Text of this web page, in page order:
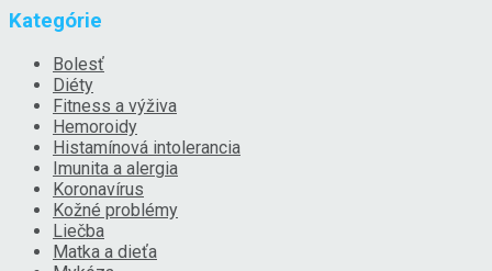
Kategórie
Bolesť
Diéty
Fitness a výživa
Hemoroidy
Histamínová intolerancia
Imunita a alergia
Koronavírus
Kožné problémy
Liečba
Matka a dieťa